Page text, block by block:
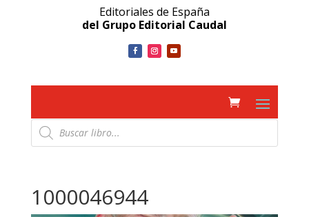
Editoriales de España
del Grupo Editorial Caudal
Búsqueda
de
productos
1000046944